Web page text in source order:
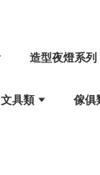
造型夜燈系列
文具類 傢俱